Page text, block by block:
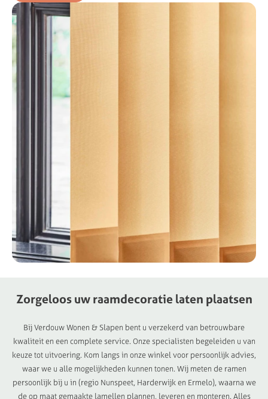
Zorgeloos uw raamdecoratie laten plaatsen
Bij Verdouw Wonen & Slapen bent u verzekerd van betrouwbare
kwaliteit en een complete service. Onze specialisten begeleiden u van
keuze tot uitvoering. Kom langs in onze winkel voor persoonlijk advies,
waar we u alle mogelijkheden kunnen tonen. Wij meten de ramen
persoonlijk bij u in (regio Nunspeet, Harderwijk en Ermelo), waarna we
de op maat gemaakte lamellen plannen, leveren en monteren. Alles